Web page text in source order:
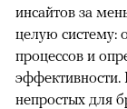
инсайтов за
целую систему:
процессов и
непростых для